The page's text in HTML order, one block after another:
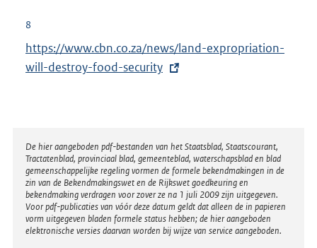
n
k
:
e
n
e
k
:
8
E
x
n
e
l
i
n
k
https://www.cbn.co.za/news/land-expropriation-
will-destroy-food-security
Disclaimer
De hier aangeboden pdf-bestanden van het Staatsblad, Staatscourant,
Tractatenblad, provinciaal blad, gemeenteblad, waterschapsblad en blad
gemeenschappelijke regeling vormen de formele bekendmakingen in de
zin van de Bekendmakingswet en de Rijkswet goedkeuring en
bekendmaking verdragen voor zover ze na 1 juli 2009 zijn uitgegeven.
Voor pdf-publicaties van vóór deze datum geldt dat alleen de in papieren
vorm uitgegeven bladen formele status hebben; de hier aangeboden
elektronische versies daarvan worden bij wijze van service aangeboden.